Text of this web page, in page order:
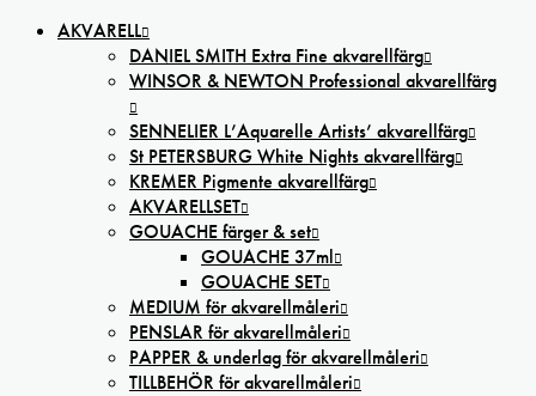
AKVARELL
DANIEL SMITH Extra Fine akvarellfärg
WINSOR & NEWTON Professional akvarellfärg
SENNELIER L’Aquarelle Artists’ akvarellfärg
St PETERSBURG White Nights akvarellfärg
KREMER Pigmente akvarellfärg
AKVARELLSET
GOUACHE färger & set
GOUACHE 37ml
GOUACHE SET
MEDIUM för akvarellmåleri
PENSLAR för akvarellmåleri
PAPPER & underlag för akvarellmåleri
TILLBEHÖR för akvarellmåleri